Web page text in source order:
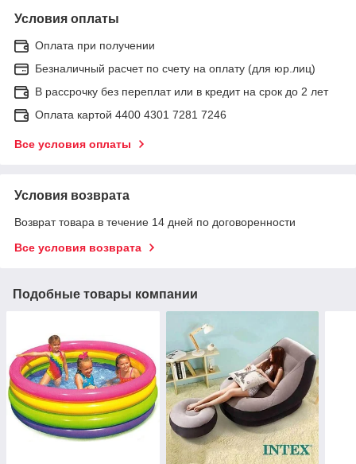
Условия оплаты
Оплата при получении
Безналичный расчет по счету на оплату (для юр.лиц)
В рассрочку без переплат или в кредит на срок до 2 лет
Оплата картой 4400 4301 7281 7246
Все условия оплаты
Условия возврата
Возврат товара в течение 14 дней по договоренности
Все условия возврата
Подобные товары компании